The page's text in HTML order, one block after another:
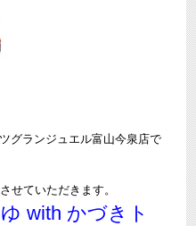
グランジュエル富山今泉店で
せていただきます。
with かづきト